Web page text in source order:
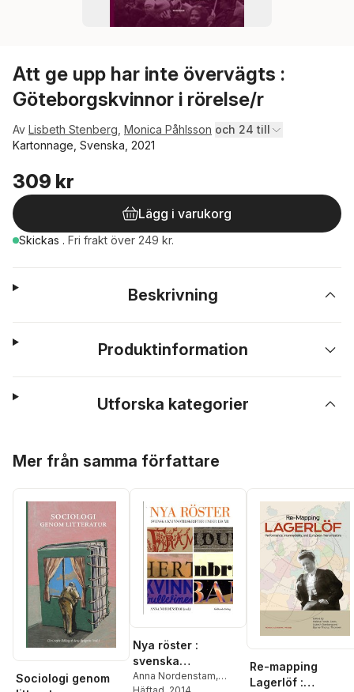
Att ge upp har inte övervägts :
Göteborgskvinnor i rörelse/r
Av Lisbeth Stenberg Monica Påhlsson och 24 till
Kartonnage, Svenska, 2021
309 kr
Lägg i varukorg
Skickas . Fri frakt över 249 kr.
Beskrivning
Produktinformation
Utforska kategorier
Mer från samma författare
Sociologi genom
Nya röster :
svenska
kvinnotidskrifter
Anna Nordenstam,
Re-mapping
Lagerlöf :